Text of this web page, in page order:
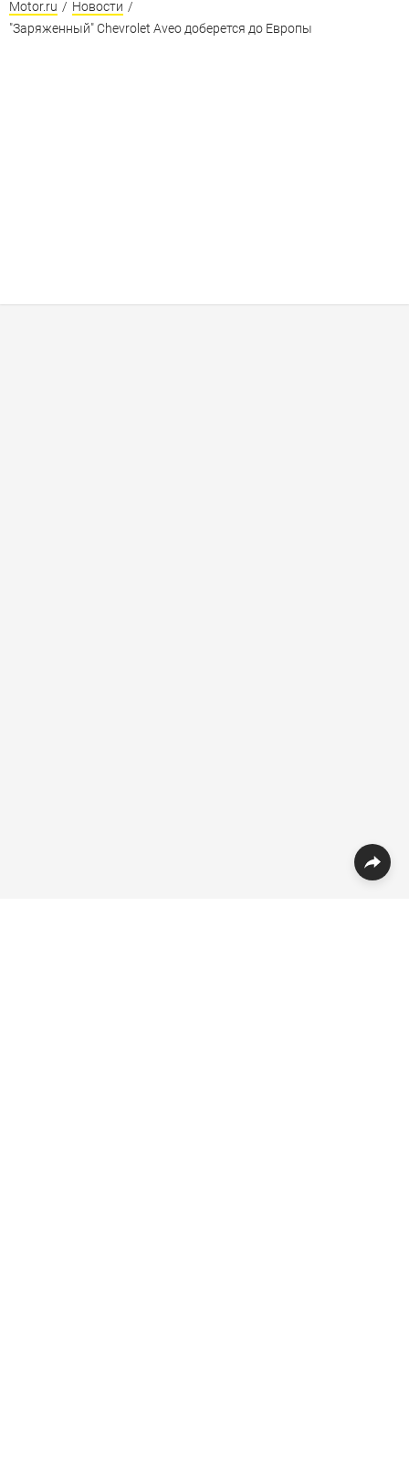
Motor.ru / Новости /
"Заряженный" Chevrolet Aveo доберется до Европы